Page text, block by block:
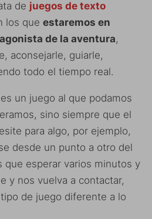
de juegos de texto
los que estaremos en
de la aventura,
aconsejarle, guiarle,
todo el tiempo real.
un juego al que podamos
sino siempre que el
para algo, por ejemplo,
desde un punto a otro del
que esperar varios minutos y
y nos vuelva a contactar,
de juego diferente a lo